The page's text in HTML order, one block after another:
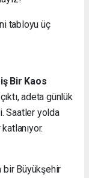
tabloyu üç
Bir Kaos
adeta günlük
Saatler yolda
bir Büyükşehir